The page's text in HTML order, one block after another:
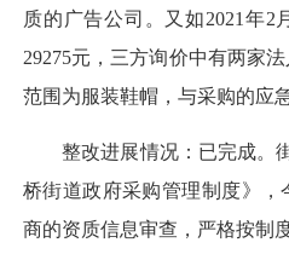
质的广告公司。又如2021年2
29275元，三方询价中有两家
范围为服装鞋帽，与采购的应
整改进展情况：已完成。街
桥街道政府采购管理制度》，
商的资质信息审查，严格按制